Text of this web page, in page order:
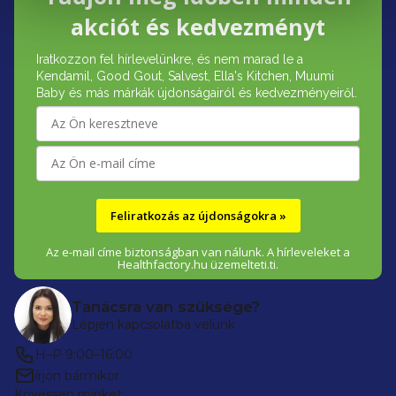
akciót és kedvezményt
Iratkozzon fel hírlevelünkre, és nem marad le a
Kendamil, Good Gout, Salvest, Ella's Kitchen, Muumi
Baby és más márkák újdonságairól és kedvezményeiről.
Feliratkozás az újdonságokra »
Az e-mail címe biztonságban van nálunk. A hírleveleket a
Healthfactory.hu üzemelteti.ti.
Tanácsra van szüksége?
Lépjen kapcsolatba velünk
H–P 9:00–16:00
írjon bármikor